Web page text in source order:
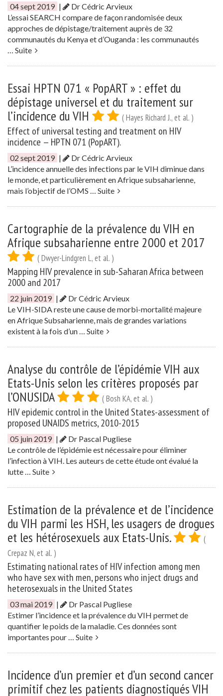
04 sept 2019 |
Dr Cédric Arvieux
L’essai SEARCH compare de façon randomisée deux
approches de dépistage/traitement auprès de 32
communautés du Kenya et d’Ouganda : les communautés
… Suite
Essai HPTN 071 « PopART » : effet du
dépistage universel et du traitement sur
l’incidence du VIH
( Hayes Richard J., et al. )
Effect of universal testing and treatment on HIV
incidence — HPTN 071 (PopART).
02 sept 2019 |
Dr Cédric Arvieux
L’incidence annuelle des infections par le VIH diminue dans
le monde, et particulièrement en Afrique subsaharienne,
mais l’objectif de l’OMS … Suite
Cartographie de la prévalence du VIH en
Afrique subsaharienne entre 2000 et 2017
( Dwyer-Lindgren L, et al. )
Mapping HIV prevalence in sub-Saharan Africa between
2000 and 2017
22 juin 2019 |
Dr Cédric Arvieux
Le VIH-SIDA reste une cause de morbi-mortalité majeure
en Afrique Subsaharienne, mais de grandes variations
existent à la fois d’un … Suite
Analyse du contrôle de l’épidémie VIH aux
Etats-Unis selon les critères proposés par
l’ONUSIDA
( Bosh KA, et al. )
HIV epidemic control in the United States-assessment of
proposed UNAIDS metrics, 2010-2015
05 juin 2019 |
Dr Pascal Pugliese
Le contrôle de l’épidémie est nécessaire pour éliminer
l’infection à VIH. Les auteurs de cette étude ont évalué la
lutte … Suite
Estimation de la prévalence et de l’incidence
du VIH parmi les HSH, les usagers de drogues
et les hétérosexuels aux Etats-Unis.
(
Crepaz N, et al. )
Estimating national rates of HIV infection among men
who have sex with men, persons who inject drugs and
heterosexuals in the United States
03 mai 2019 |
Dr Pascal Pugliese
Estimer l’incidence et la prévalence du VIH permet de
quantifier le poids de la maladie. Ces données sont
importantes pour … Suite
Incidence d’un premier et d’un second cancer
primitif chez les patients diagnostiqués VIH